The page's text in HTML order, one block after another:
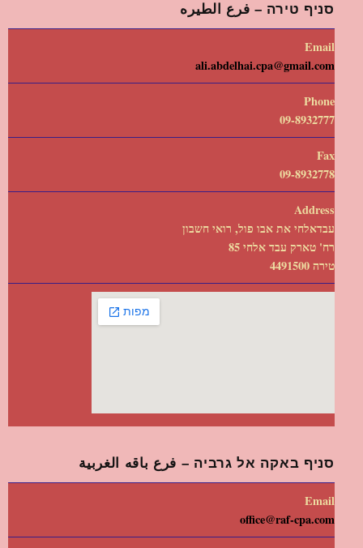
סניף טירה – فرع الطيره
Email
ali.abdelhai.cpa@gmail.com
Phone
09-8932777
Fax
09-8932778
Address
עבדאלחי את אבו פול, רואי חשבון
רח' טארק עבד אלחי 85
טירה 4491500
סניף באקה אל גרביה – فرع باقه الغربية
Email
office@raf-cpa.com